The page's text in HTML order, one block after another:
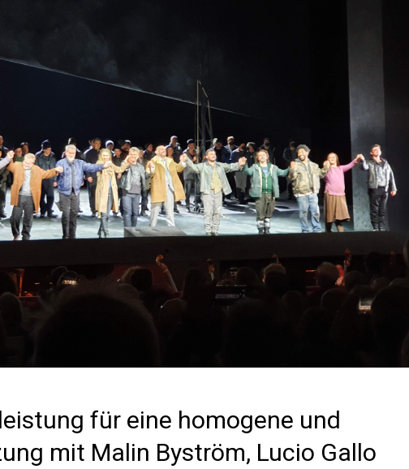
für eine homogene und
mit Malin Byström, Lucio Gallo